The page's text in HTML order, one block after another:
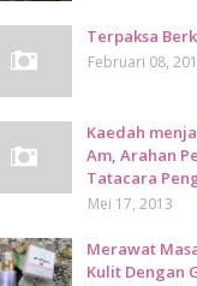
Terpaksa
Februari 08,
Kaedah
Am, Arahan
Tatacara
Mei 17, 2013
Merawat
Kulit Dengan